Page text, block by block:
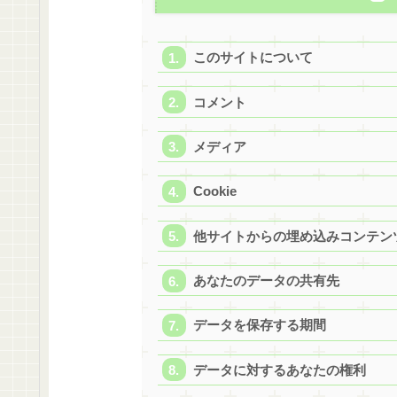
このサイトについて
コメント
メディア
Cookie
他サイトからの埋め込みコンテン
あなたのデータの共有先
データを保存する期間
データに対するあなたの権利